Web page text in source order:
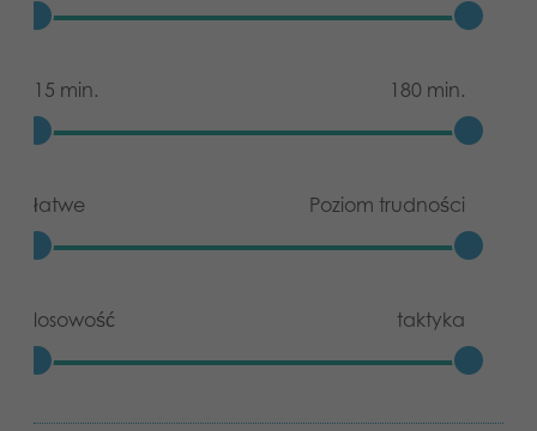
15 min. 180 min.
łatwe Poziom trudności
losowość taktyka